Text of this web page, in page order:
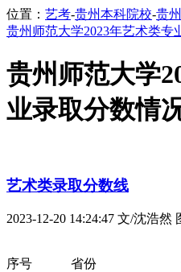
位置： 艺考-贵州本科院校-贵
贵州师范大学2023年艺术类专
贵州师范大学
业录取分数情
艺术类录取分数线
2023-12-20 14:24:47 文/沈浩然
序号 省份